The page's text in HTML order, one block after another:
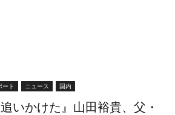
ート ニュース 国内
いかけた』山田裕貴、父・